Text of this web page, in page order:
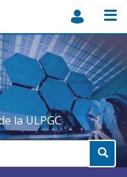
la ULPGC